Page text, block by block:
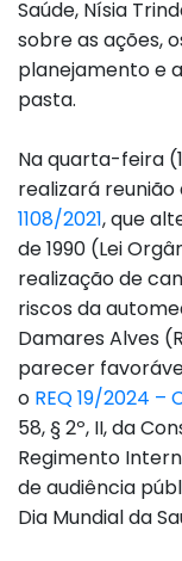
Saúde, Nísia
sobre as ações,
planejamento e
pasta.
Na quarta-feira
realizará
1108/2021, que
de 1990 (Lei
realização de
riscos da
Damares Alves
parecer
o REQ 19/2024 –
58, § 2º, II, da
Regimento
de audiência
Dia Mundial da